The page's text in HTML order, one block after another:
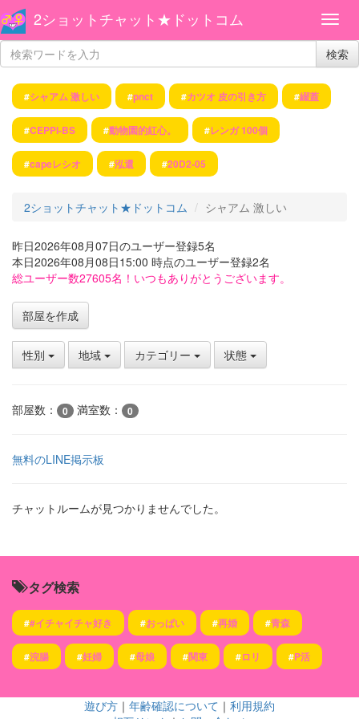
2ショットチャット★ドットコム
検索
#シャアム 激しい #pnct #カツオ 皮の引き方 #綴蓋
#CEPPI-BS #動物園的紅心。 #レンガ 100個
#capeレシオ #泓還 #20D2-05
2ショットチャット★ドットコム シャアム 激しい
昨日2026年08月07日のユーザー登録5名
本日2026年08月08日15:00 時点のユーザー登録2名
総ユーザー数27605名！いつもありがとうございます。
部屋を作成
性別 地域 カテゴリー 状態
部屋数： 0 満室数： 0
無料のLINE掲示板
チャットルームが見つかりませんでした。
タグ検索
##イチャイチャ好き #おっぱい #再婚 #青森
#浣腸 #妊婦 #母娘 #関東 #ロリ #P活
遊び方 ｜ 年齢確認について ｜ 利用規約